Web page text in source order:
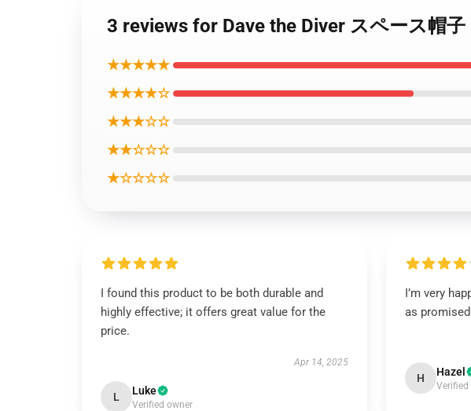
3 reviews for Dave the Diver スペース帽子
★★★★★
★★★★☆
★★★☆☆
★★☆☆☆
★☆☆☆☆
I found this product to be both durable and
highly effective; it offers great value for the
price.
Apr 14, 2025
L Luke
Verified owner
I’m very
as
H Hazel
Verified